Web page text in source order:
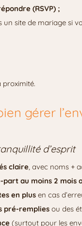
(RSVP) ;
un site de mariage si
proximité.
gérer
d’esprit
claire, avec noms +
au moins 2 mois
en plus en cas
pré-remplies ou des
(surtout pour les